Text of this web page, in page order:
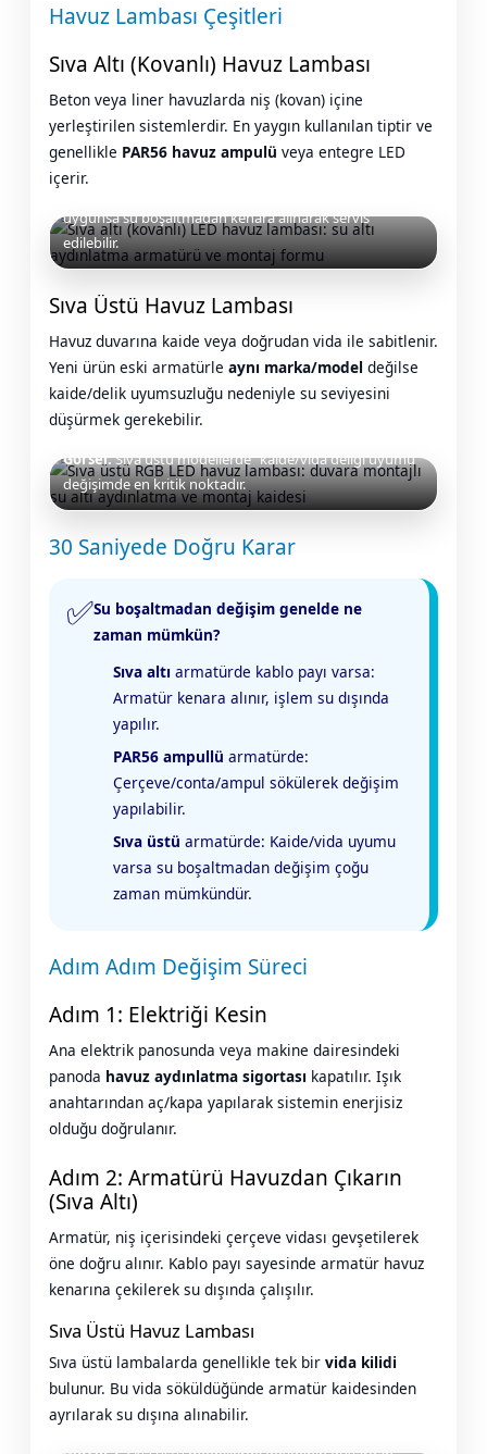
Havuz
Havuz Pompa
Havuz
Jakuzi Sauna
Kartuş Filtreler
Kuvars Cam
Olimpik Havuz
Yangın Pompası
Havuz Lambası Çeşitleri
Sıva Altı (Kovanlı) Havuz Lambası
Beton veya liner havuzlarda niş (kovan) içine
yerleştirilen sistemlerdir. En yaygın kullanılan tiptir ve
genellikle PAR56 havuz ampulü veya entegre LED
içerir.
uygunsa su boşaltmadan kenara alınarak servis
edilebilir.
Sıva Üstü Havuz Lambası
Havuz duvarına kaide veya doğrudan vida ile sabitlenir.
Yeni ürün eski armatürle aynı marka/model değilse
kaide/delik uyumsuzluğu nedeniyle su seviyesini
düşürmek gerekebilir.
Görsel:Sıva üstü modellerde “kaide/vida deliği uyumu”
değişimde en kritik noktadır.
30 Saniyede Doğru Karar
✅Su boşaltmadan değişim genelde ne
zaman mümkün?
Sıva altı armatürde kablo payı varsa:
Armatür kenara alınır, işlem su dışında
yapılır.
PAR56 ampullü armatürde:
Çerçeve/conta/ampul sökülerek değişim
yapılabilir.
Sıva üstü armatürde: Kaide/vida uyumu
varsa su boşaltmadan değişim çoğu
zaman mümkündür.
Adım Adım Değişim Süreci
Adım 1: Elektriği Kesin
Ana elektrik panosunda veya makine dairesindeki
panoda havuz aydınlatma sigortası kapatılır. Işık
anahtarından aç/kapa yapılarak sistemin enerjisiz
olduğu doğrulanır.
Adım 2: Armatürü Havuzdan Çıkarın
(Sıva Altı)
Armatür, niş içerisindeki çerçeve vidası gevşetilerek
öne doğru alınır. Kablo payı sayesinde armatür havuz
kenarına çekilerek su dışında çalışılır.
Sıva Üstü Havuz Lambası
Sıva üstü lambalarda genellikle tek bir vida kilidi
bulunur. Bu vida söküldüğünde armatür kaidesinden
ayrılarak su dışına alınabilir.